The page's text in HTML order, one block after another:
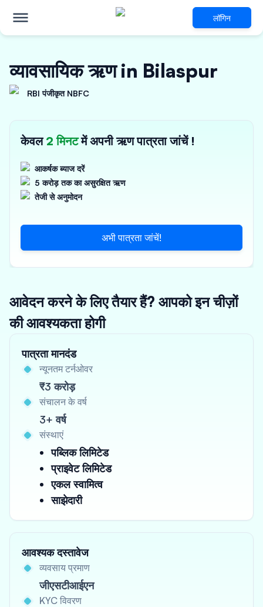
लॉगिन
व्यावसायिक ऋण in Bilaspur
RBI पंजीकृत NBFC
केवल2 मिनटमें अपनी ऋण पात्रता जांचें !
आकर्षक ब्याज दरें
5 करोड़ तक का असुरक्षित ऋण
तेजी से अनुमोदन
अभी पात्रता जांचें!
आवेदन करने के लिए तैयार हैं? आपको इन चीज़ों
की आवश्यकता होगी
पात्रता मानदंड
न्यूनतम टर्नओवर
₹3 करोड़
संचालन के वर्ष
3+ वर्ष
संस्थाएं
पब्लिक लिमिटेड
प्राइवेट लिमिटेड
एकल स्वामित्व
साझेदारी
आवश्यक दस्तावेज
व्यवसाय प्रमाण
जीएसटीआईएन
KYC विवरण